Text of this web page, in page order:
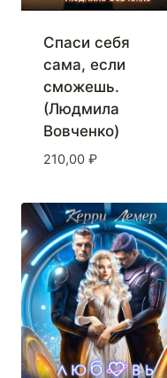
Спаси себя
сама, если
сможешь.
(Людмила
Вовченко)
210,00 ₽